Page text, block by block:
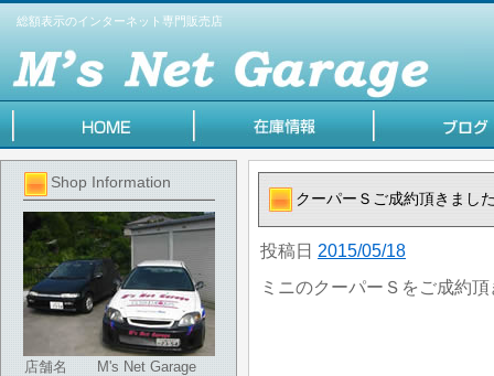
総額表示のインターネット専門販売店
Shop Information
店舗名
M's Net Garage
クーパーＳご成約頂きまし
投稿日 2015/05/18
ミニのクーパーＳをご成約